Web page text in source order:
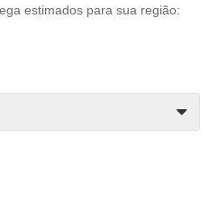
estimados para sua região: